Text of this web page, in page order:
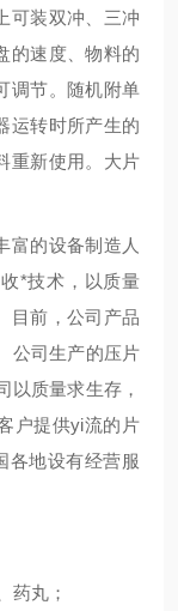
可装双冲、三冲
的速度、物料的
调节。随机附单
运转时所产生的
重新使用。大片
的设备制造人
*技术，以质量
目前，公司产品
公司生产的压片
以质量求生存，
户提供yi流的片
各地设有经营服
丸；